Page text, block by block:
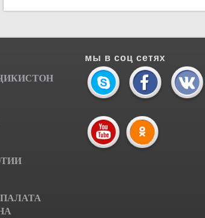
ИКИСТОН
мы в соц сетях